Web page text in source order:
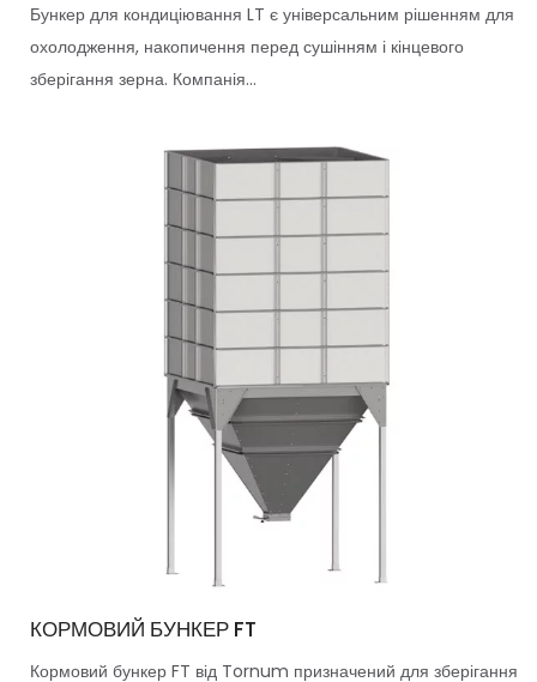
Бункер для кондиціювання LT є універсальним рішенням для
охолодження, накопичення перед сушінням і кінцевого
зберігання зерна. Компанія...
КОРМОВИЙ БУНКЕР FT
Кормовий бункер FT від Tornum призначений для зберігання